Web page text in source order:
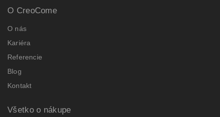
O CreoCome
O nás
Kariéra
Referencie
Blog
Kontakt
Všetko o nákupe